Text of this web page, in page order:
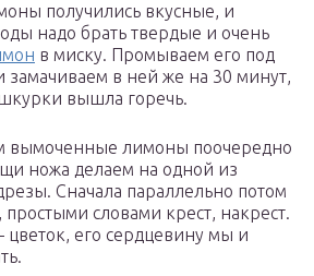
получились вкусные, и
надо брать твердые и очень
в миску. Промываем его под
замачиваем в ней же на 30 минут,
вышла горечь.
вымоченные лимоны поочередно
ножа делаем на одной из
Сначала параллельно потом
словами крест, накрест.
цветок, его сердцевину мы и